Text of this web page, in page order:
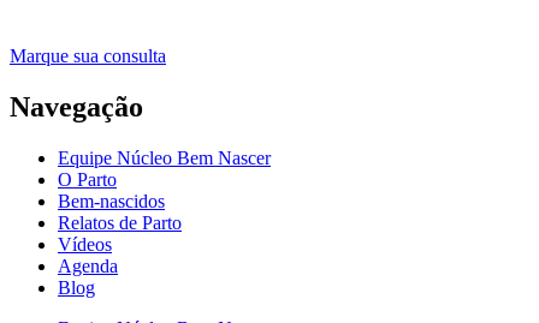
Marque sua consulta
Navegação
Equipe Núcleo Bem Nascer
O Parto
Bem-nascidos
Relatos de Parto
Vídeos
Agenda
Blog